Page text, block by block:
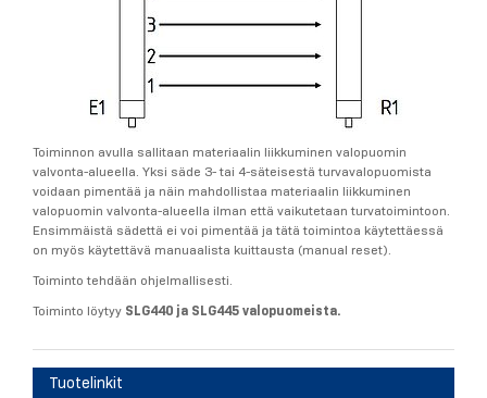
Toiminnon avulla sallitaan materiaalin liikkuminen valopuomin
valvonta-alueella. Yksi säde 3- tai 4-säteisestä turvavalopuomista
voidaan pimentää ja näin mahdollistaa materiaalin liikkuminen
valopuomin valvonta-alueella ilman että vaikutetaan turvatoimintoon.
Ensimmäistä sädettä ei voi pimentää ja tätä toimintoa käytettäessä
on myös käytettävä manuaalista kuittausta (manual reset).
Toiminto tehdään ohjelmallisesti.
Toiminto löytyy SLG440 ja SLG445 valopuomeista.
Tuotelinkit